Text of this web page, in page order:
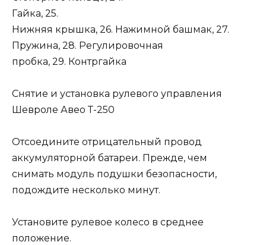
Гайка, 25.
Нижняя крышка, 26. Нажимной башмак, 27.
Пружина, 28. Регулировочная
пробка, 29. Контргайка
Снятие и установка рулевого управления
Шевроле Авео Т-250
Отсоедините отрицательный провод
аккумуляторной батареи. Прежде, чем
снимать модуль подушки безопасности,
подождите несколько минут.
Установите рулевое колесо в среднее
положение.